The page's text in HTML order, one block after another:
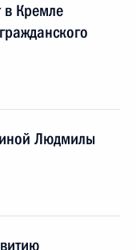
в Кремле
Людмилы